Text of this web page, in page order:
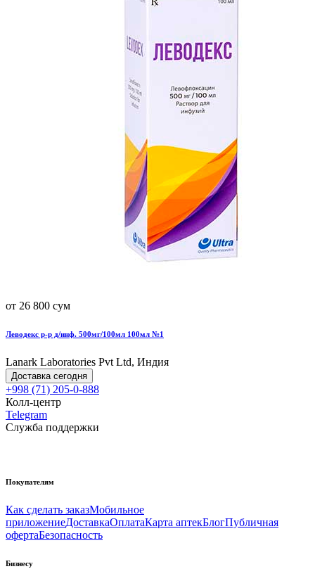
от 26 800 сум
Леводекс р-р д/инф. 500мг/100мл 100мл №1
Lanark Laboratories Pvt Ltd, Индия
Доставка сегодня
+998 (71) 205-0-888
Колл-центр
Telegram
Служба поддержки
Покупателям
Как сделать заказМобильное
приложениеДоставкаОплатаКарта аптекБлогПубличная
офертаБезопасность
Бизнесу